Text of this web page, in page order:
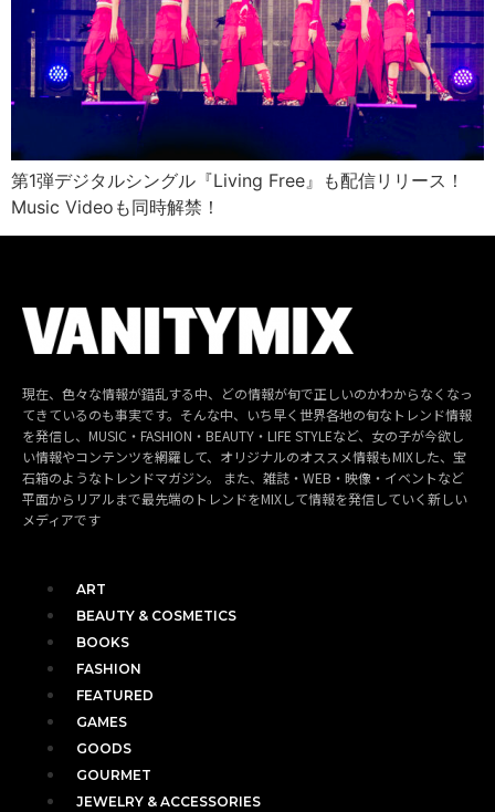
第1弾デジタルシングル『Living Free』も配信リリース！
Music Videoも同時解禁！
現在、色々な情報が錯乱する中、どの情報が旬で正しいのかわからなくなっ
てきているのも事実です。そんな中、いち早く世界各地の旬なトレンド情報
を発信し、MUSIC・FASHION・BEAUTY・LIFE STYLEなど、女の子が今欲し
い情報やコンテンツを網羅して、オリジナルのオススメ情報もMIXした、宝
石箱のようなトレンドマガジン。 また、雑誌・WEB・映像・イベントなど
平面からリアルまで最先端のトレンドをMIXして情報を発信していく新しい
メディアです
ART
BEAUTY & COSMETICS
BOOKS
FASHION
FEATURED
GAMES
GOODS
GOURMET
JEWELRY & ACCESSORIES